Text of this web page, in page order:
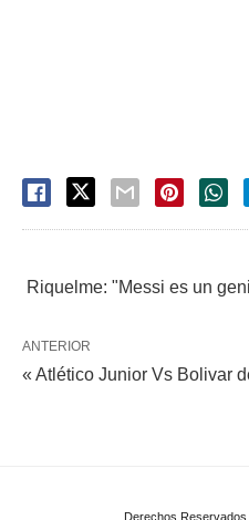
Riquelme: "Messi es un
ANTERIOR
« Atlético Junior Vs Bolivar
Derechos Reservados.